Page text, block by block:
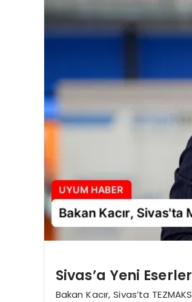
Sivas’a Yeni
Bakan Kacır, Sivas’ta